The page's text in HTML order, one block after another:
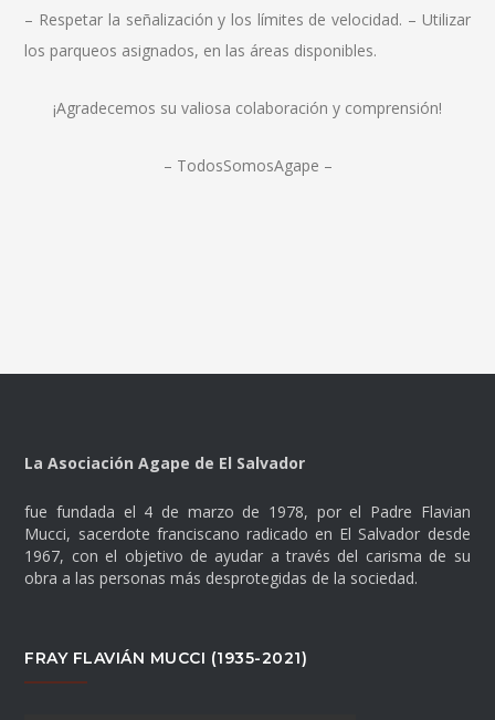
– Respetar la señalización y los límites de velocidad. – Utilizar
los parqueos asignados, en las áreas disponibles.
¡Agradecemos su valiosa colaboración y comprensión!
– TodosSomosAgape –
La Asociación Agape de El Salvador
fue fundada el 4 de marzo de 1978, por el Padre Flavian
Mucci, sacerdote franciscano radicado en El Salvador desde
1967, con el objetivo de ayudar a través del carisma de su
obra a las personas más desprotegidas de la sociedad.
FRAY FLAVIÁN MUCCI (1935-2021)